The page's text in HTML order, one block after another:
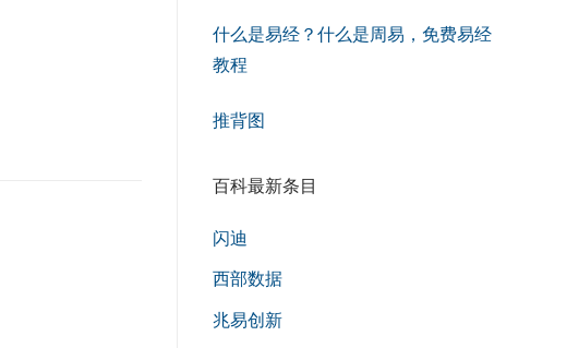
什么是易经？什么是周易，免费易经
教程
推背图
百科最新条目
闪迪
西部数据
兆易创新